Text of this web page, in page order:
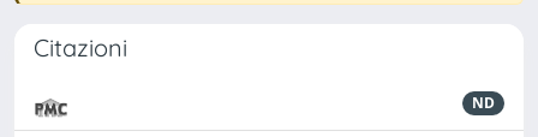
Citazioni
ND